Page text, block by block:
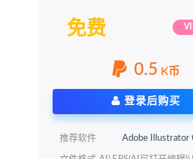
免费
0.5 K币
登录后购买
推荐软件 Adobe Illustrator